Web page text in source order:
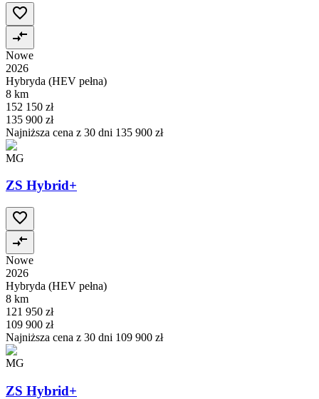
Nowe
2026
Hybryda (HEV pełna)
8 km
152 150 zł
135 900 zł
Najniższa cena z 30 dni 135 900 zł
MG
ZS Hybrid+
Nowe
2026
Hybryda (HEV pełna)
8 km
121 950 zł
109 900 zł
Najniższa cena z 30 dni 109 900 zł
MG
ZS Hybrid+